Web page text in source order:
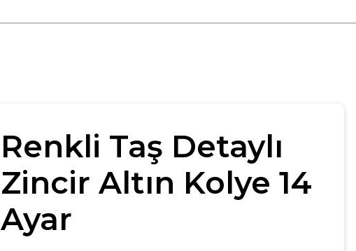
Renkli Taş Detaylı
Zincir Altın Kolye 14
Ayar